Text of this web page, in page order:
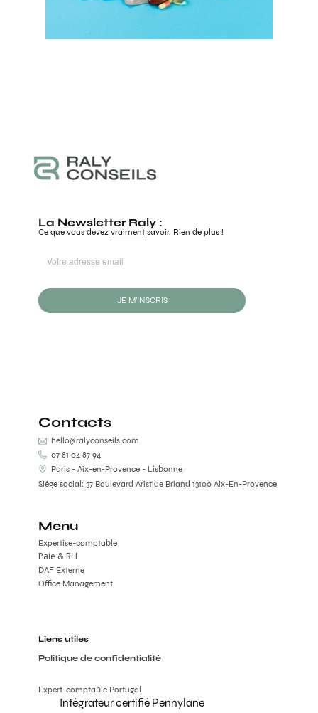
La Newsletter Raly :
Ce que vous devez vraiment savoir. Rien de plus !
JE M'INSCRIS
Contacts
hello@ralyconseils.com
07 81 04 87 94
Paris - Aix-en-Provence - Lisbonne
Siège social: 37 Boulevard Aristide Briand 13100 Aix-En-Provence
Menu
Expertise-comptable
DAF Externe
Office Management
Paie & RH
Liens utiles
Politique de confidentialité
Expert-comptable Portugal
Intégrateur certifié Pennylane